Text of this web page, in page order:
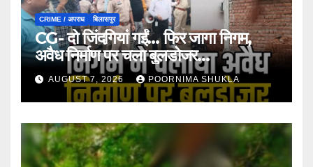
CRIME / अपराध बिलासपुर
CG- दो जिंदगियां गईं… फिर जागा निगम,
अवैध निर्माण पर चला बुलडोजर…
AUGUST 7, 2026 POORNIMA SHUKLA